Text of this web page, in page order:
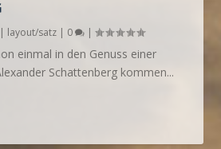
| layout/satz | 0 |
einmal in den Genuss einer
Schattenberg kommen...